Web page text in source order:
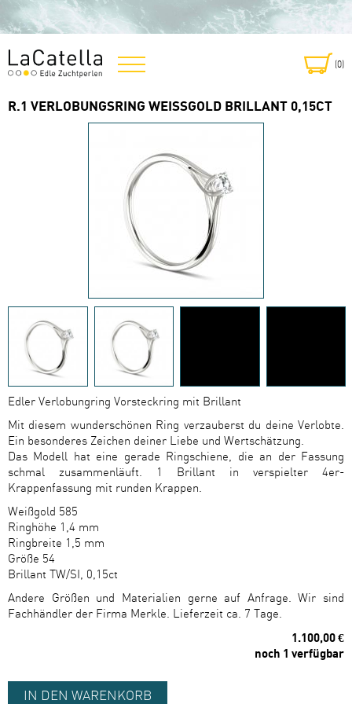
(0
R.1 VERLOBUNGSRING WEISSGOLD BRILLANT 0,15CT
Edler Verlobungring Vorsteckring mit Brillant
Mit diesem wunderschönen Ring verzauberst du deine Verlobte.
Ein besonderes Zeichen deiner Liebe und Wertschätzung.
Das Modell hat eine gerade Ringschiene, die an der Fassung
schmal zusammenläuft. 1 Brillant in verspielter 4er-
Krappenfassung mit runden Krappen.
Weißgold 585
Ringhöhe 1,4 mm
Ringbreite 1,5 mm
Größe 54
Brillant TW/SI, 0,15ct
Andere Größen und Materialien gerne auf Anfrage. Wir sind
Fachhändler der Firma Merkle. Lieferzeit ca. 7 Tage.
1.100,00 €
noch 1 verfügbar